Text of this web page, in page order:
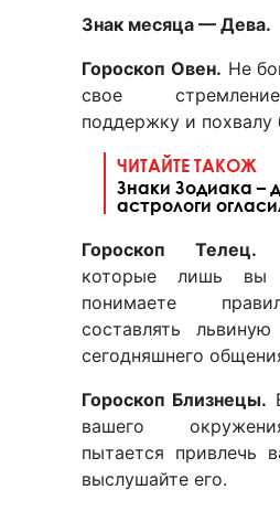
Знак месяца
Гороскоп Овен. Не
свое
поддержку и похвалу
ЧИТАЙТЕ ТАКОЖ
Знаки Зодиака –
астрологи
Гороскоп Телец.
которые лишь вы
понимаете
составлять
сегодняшнего
Гороскоп Близнецы.
вашего
пытается привлечь
выслушайте его.